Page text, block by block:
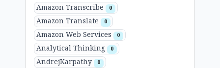
Amazon Transcribe 0
Amazon Translate 0
Amazon Web Services 0
Analytical Thinking 0
AndrejKarpathy 0